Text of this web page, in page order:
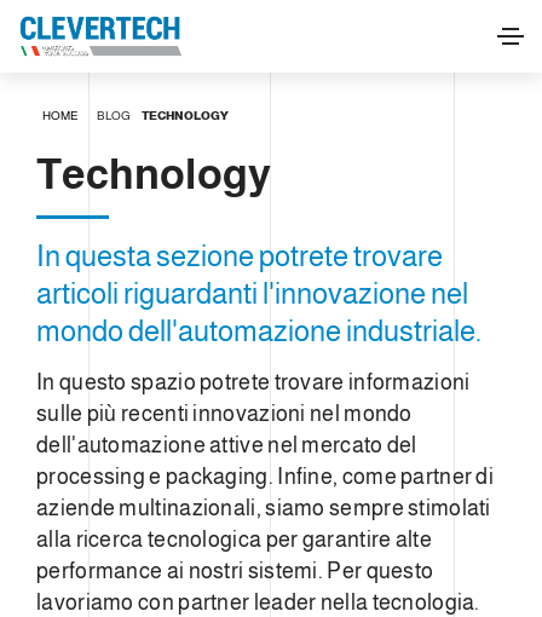
HOME BLOG TECHNOLOGY
Technology
In questa sezione potrete trovare
articoli riguardanti l'innovazione nel
mondo dell'automazione industriale.
In questo spazio potrete trovare informazioni
sulle più recenti innovazioni nel mondo
dell'automazione attive nel mercato del
processing e packaging. Infine, come partner di
aziende multinazionali, siamo sempre stimolati
alla ricerca tecnologica per garantire alte
performance ai nostri sistemi. Per questo
lavoriamo con partner leader nella tecnologia.